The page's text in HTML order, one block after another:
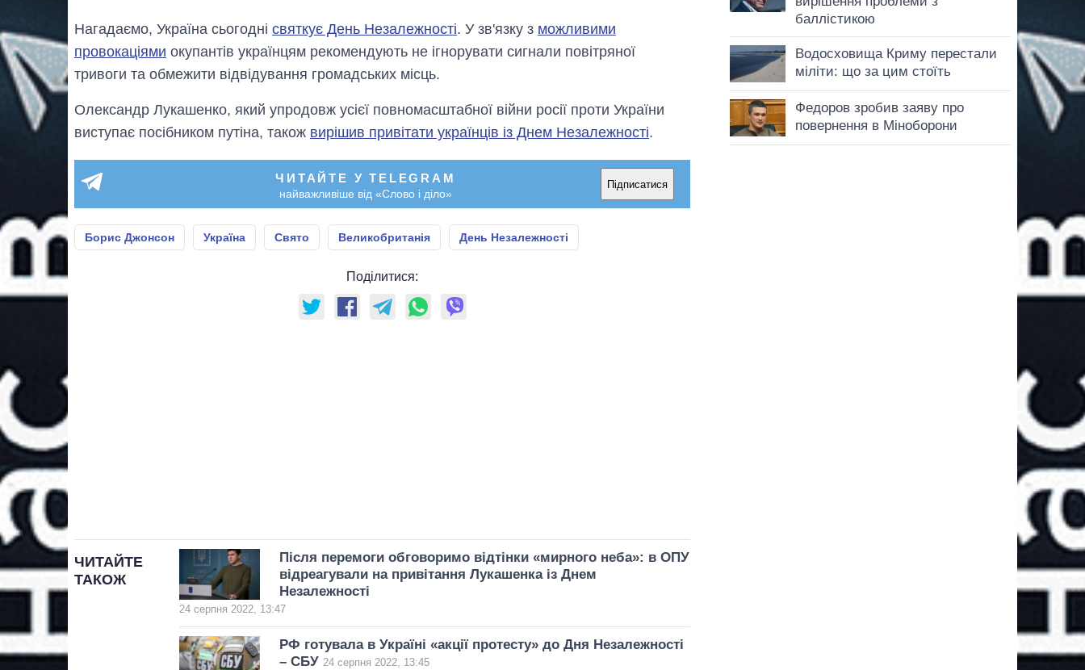
Нагадаємо, Україна сьогодні святкує День Незалежності. У зв'язку з можливими
провокаціями окупантів українцям рекомендують не ігнорувати сигнали повітряної
тривоги та обмежити відвідування громадських місць.
Олександр Лукашенко, який упродовж усієї повномасштабної війни росії проти України
виступає посібником путіна, також вирішив привітати українців із Днем Незалежності.
ЧИТАЙТЕ У TELEGRAM
найважливіше від «Слово і діло»
Підписатися
Борис Джонсон Україна Свято Великобританія День Незалежності
Поділитися:
ЧИТАЙТЕ
ТАКОЖ
Після перемоги обговоримо відтінки «мирного неба»: в ОПУ
відреагували на привітання Лукашенка із Днем
Незалежності
24 серпня 2022, 13:47
РФ готувала в Україні «акції протесту» до Дня Незалежності
– СБУ 24 серпня 2022, 13:45